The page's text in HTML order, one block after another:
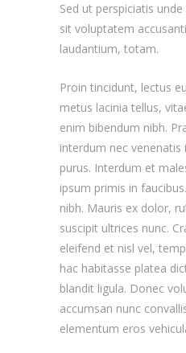
Sed ut perspiciatis
sit voluptatem
laudantium, totam.
Proin tincidunt, lectus
metus lacinia tellus,
enim bibendum nibh.
interdum nec
purus. Interdum et
ipsum primis in
nibh. Mauris ex dolor,
suscipit ultrices nunc.
eleifend et nisl vel,
hac habitasse platea
blandit ligula. Donec
accumsan nunc
elementum eros